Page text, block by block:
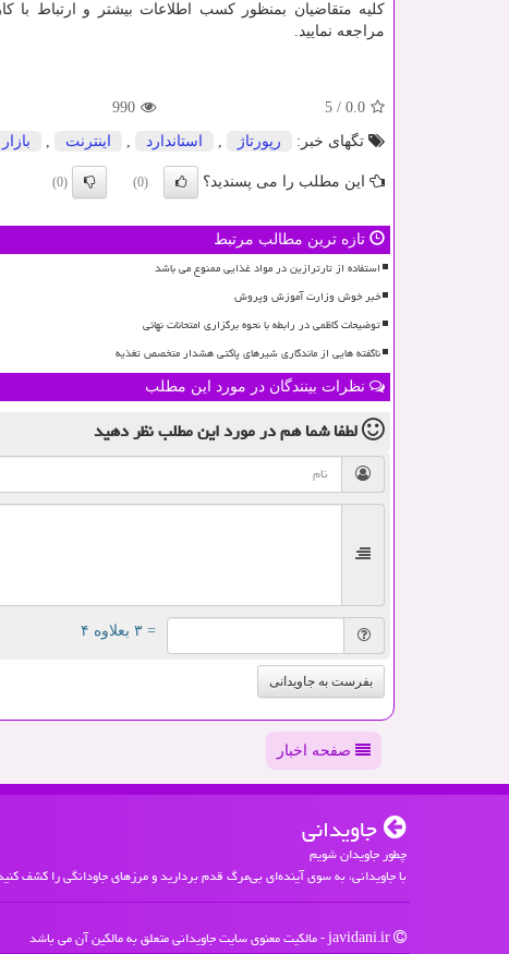
کلیه متقاضیان بمنظور کسب اطلاعات بیشتر و ارتباط با
مراجعه نمایید.
0.0
/
5
990
تگهای خبر:
رپورتاژ استاندارد اینترنت بازار
این مطلب را می پسندید؟ (0)
(0)
تازه ترین مطالب مرتبط
استفاده از تارترازین در مواد غذایی ممنوع می باشد
خبر خوش وزارت آموزش وپروش
توضیحات کاظمی در رابطه با نحوه برگزاری امتحانات نهائی
ناگفته هایی از ماندگاری شیرهای پاکتی هشدار متخصص تغذیه
نظرات بینندگان در مورد این مطلب
لطفا شما همدر مورد این مطلبنظر دهید
= ۳ بعلاوه ۴
بفرست به جاویدانی
صفحه اخبار
جاویدانی
چطور جاویدان شویم
با جاویدانی، به سوی آینده‌ای بی‌مرگ قدم بردارید و مرزهای جاودانگی را کشف